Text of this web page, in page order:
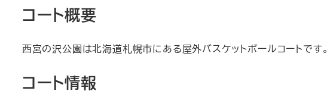
コート概要
西宮の沢公園は北海道札幌市にある屋外バスケットボールコートです。
コート情報